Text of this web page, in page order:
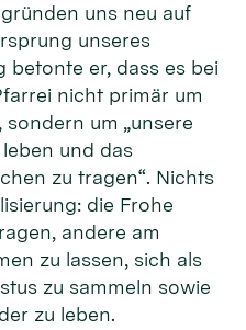
uns neu auf
unseres
betonte er, dass es bei
nicht primär um
um „unsere
und das
zu tragen“. Nichts
die Frohe
andere am
zu lassen, sich als
zu sammeln sowie
zu leben.